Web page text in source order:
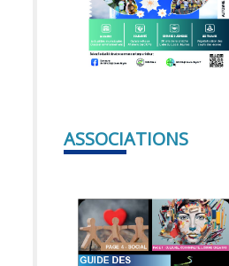
ASSOCIATIONS